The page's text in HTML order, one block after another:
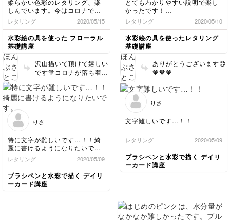
柔らかい色彩のレタリング、楽
しんでいます。今はコロナで大
変なときですが、いつか落ち着
いたらワークショップにも参加
してみたいです♪
レタリング 2020/05/15
水彩絵の具を使った フローラル
基礎講座
沢山描いて頂けて嬉しい
です💚コロナが落ち着い
ぜひ機会があればご参加
下さい😊
とてもわかりやすい説明で楽し
かったです！
もっと練習して上手になりたい
です。
レタリング 2020/05/10
水彩絵の具を使ったレタリング
基礎講座
ありがとうございます😊
🧡🧡🧡
りさ
特に文字が難しいです…！！綺
麗に書けるようになりたいで
す。
レタリング 2020/05/09
ブラシペンと水彩で描く デイリ
ーカード講座
りさ
文字難しいです…！！
レタリング 2020/05/09
ブラシペンと水彩で描く デイリ
ーカード講座